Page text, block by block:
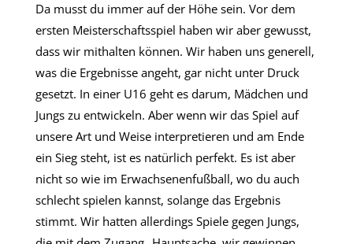
Da musst du immer auf der Höhe sein. Vor dem
ersten Meisterschaftsspiel haben wir aber gewusst,
dass wir mithalten können. Wir haben uns generell,
was die Ergebnisse angeht, gar nicht unter Druck
gesetzt. In einer U16 geht es darum, Mädchen und
Jungs zu entwickeln. Aber wenn wir das Spiel auf
unsere Art und Weise interpretieren und am Ende
ein Sieg steht, ist es natürlich perfekt. Es ist aber
nicht so wie im Erwachsenenfußball, wo du auch
schlecht spielen kannst, solange das Ergebnis
stimmt. Wir hatten allerdings Spiele gegen Jungs,